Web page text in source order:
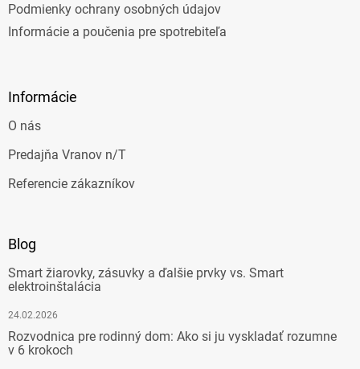
Podmienky ochrany osobných údajov
Informácie a poučenia pre spotrebiteľa
Informácie
O nás
Predajňa Vranov n/T
Referencie zákazníkov
Blog
Smart žiarovky, zásuvky a ďalšie prvky vs. Smart
elektroinštalácia
24.02.2026
Rozvodnica pre rodinný dom: Ako si ju vyskladať rozumne
v 6 krokoch